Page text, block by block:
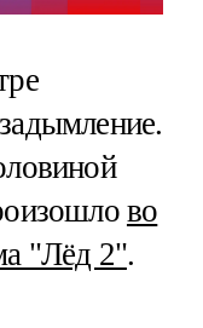
во
"Лёд 2".